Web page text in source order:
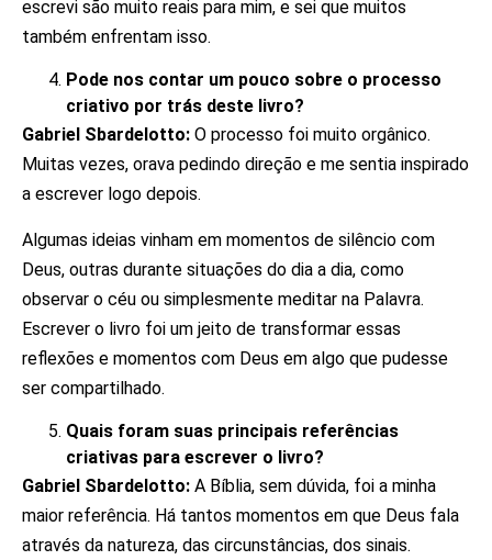
escrevi são muito reais para mim, e sei que muitos
também enfrentam isso.
Pode nos contar um pouco sobre o processo
criativo por trás deste livro?
Gabriel Sbardelotto: O processo foi muito orgânico.
Muitas vezes, orava pedindo direção e me sentia inspirado
a escrever logo depois.
Algumas ideias vinham em momentos de silêncio com
Deus, outras durante situações do dia a dia, como
observar o céu ou simplesmente meditar na Palavra.
Escrever o livro foi um jeito de transformar essas
reflexões e momentos com Deus em algo que pudesse
ser compartilhado.
Quais foram suas principais referências
criativas para escrever o livro?
Gabriel Sbardelotto: A Bíblia, sem dúvida, foi a minha
maior referência. Há tantos momentos em que Deus fala
através da natureza, das circunstâncias, dos sinais.